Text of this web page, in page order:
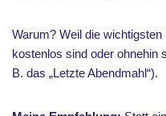
Warum? Weil die
kostenlos sind oder ohnehin
B. das „Letzte Abendmahl“).